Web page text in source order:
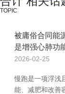
TOPIC
被庸俗合同能
是增强心肺功
2026-02-25
慢跑是一项浮浅
能、减肥和改善